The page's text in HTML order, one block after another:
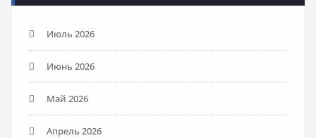
Июль 2026
Июнь 2026
Май 2026
Апрель 2026